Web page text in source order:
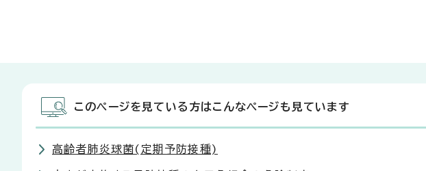
このページを見ている方はこんなページも見ています
高齢者肺炎球菌(定期予防接種)